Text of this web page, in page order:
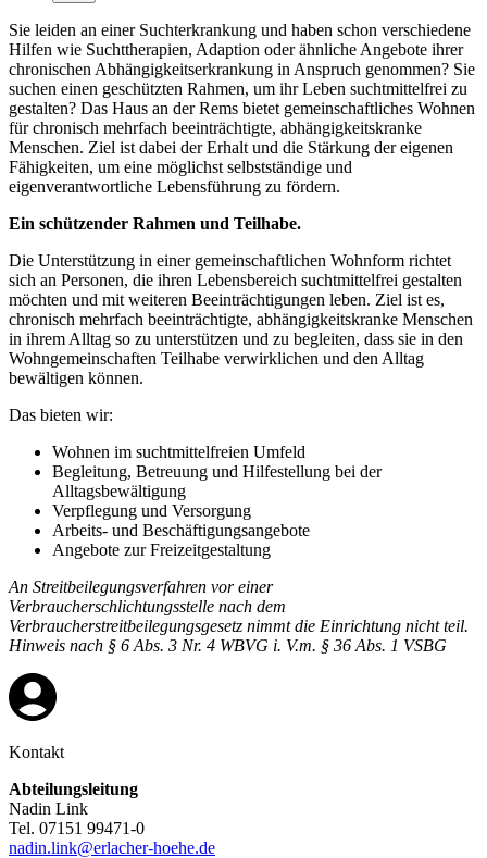
Sie leiden an einer Suchterkrankung und haben schon verschiedene
Hilfen wie Suchttherapien, Adaption oder ähnliche Angebote ihrer
chronischen Abhängigkeitserkrankung in Anspruch genommen? Sie
suchen einen geschützten Rahmen, um ihr Leben suchtmittelfrei zu
gestalten? Das Haus an der Rems bietet gemeinschaftliches Wohnen
für chronisch mehrfach beeinträchtigte, abhängigkeitskranke
Menschen. Ziel ist dabei der Erhalt und die Stärkung der eigenen
Fähigkeiten, um eine möglichst selbstständige und
eigenverantwortliche Lebensführung zu fördern.
Ein schützender Rahmen und Teilhabe.
Die Unterstützung in einer gemeinschaftlichen Wohnform richtet
sich an Personen, die ihren Lebensbereich suchtmittelfrei gestalten
möchten und mit weiteren Beeinträchtigungen leben. Ziel ist es,
chronisch mehrfach beeinträchtigte, abhängigkeitskranke Menschen
in ihrem Alltag so zu unterstützen und zu begleiten, dass sie in den
Wohngemeinschaften Teilhabe verwirklichen und den Alltag
bewältigen können.
Das bieten wir:
Wohnen im suchtmittelfreien Umfeld
Begleitung, Betreuung und Hilfestellung bei der
Alltagsbewältigung
Verpflegung und Versorgung
Arbeits- und Beschäftigungsangebote
Angebote zur Freizeitgestaltung
An Streitbeilegungsverfahren vor einer
Verbraucherschlichtungsstelle nach dem
Verbraucherstreitbeilegungsgesetz nimmt die Einrichtung nicht teil.
Hinweis nach § 6 Abs. 3 Nr. 4 WBVG i. V.m. § 36 Abs. 1 VSBG
Kontakt
Abteilungsleitung
Nadin Link
Tel. 07151 99471-0
nadin.link@erlacher-hoehe.de